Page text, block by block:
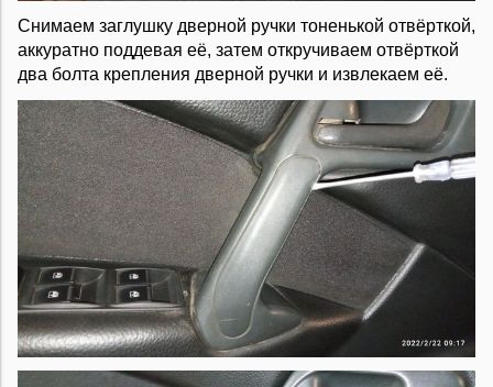
Снимаем заглушку дверной ручки тоненькой отвёрткой,
аккуратно поддевая её, затем откручиваем отвёрткой
два болта крепления дверной ручки и извлекаем её.